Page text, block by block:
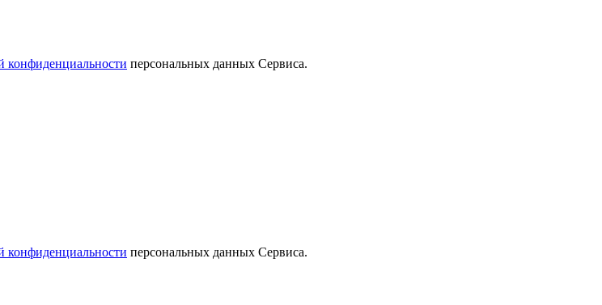
конфиденциальности персональных данных Сервиса.
конфиденциальности персональных данных Сервиса.